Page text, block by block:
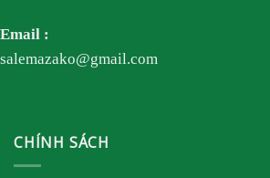
Email :
salemazako@gmail.com
CHÍNH SÁCH